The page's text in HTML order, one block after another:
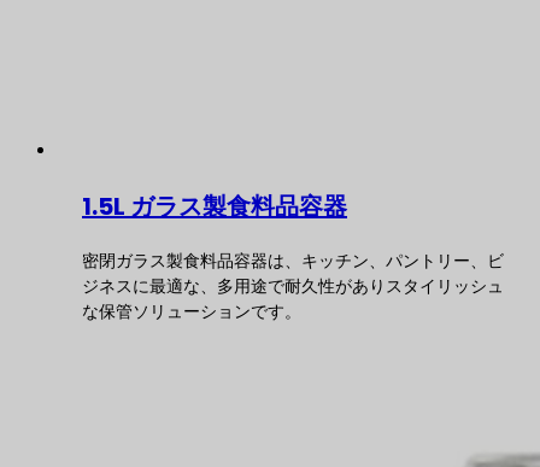
1.5L ガラス製食料品容器
密閉ガラス製食料品容器は、キッチン、パントリー、ビ
ジネスに最適な、多用途で耐久性がありスタイリッシュ
な保管ソリューションです。